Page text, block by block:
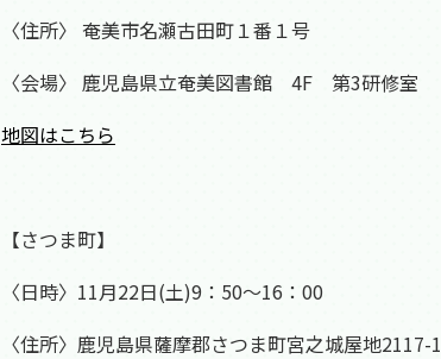
〈住所〉 奄美市名瀬古田町１番１号
〈会場〉 鹿児島県立奄美図書館 4F 第3研修室
地図はこちら
【さつま町】
〈日時〉11月22日(土)9：50～16：00
〈住所〉鹿児島県薩摩郡さつま町宮之城屋地2117-1